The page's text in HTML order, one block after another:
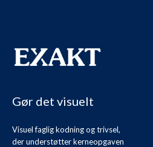
Gør det visuelt
Visuel faglig kodning og trivsel,
der understøtter kerneopgaven